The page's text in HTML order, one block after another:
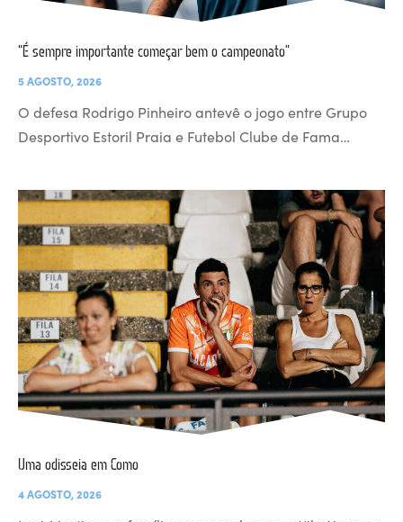
“É sempre importante começar bem o campeonato”
5 AGOSTO, 2026
O defesa Rodrigo Pinheiro antevê o jogo entre Grupo
Desportivo Estoril Praia e Futebol Clube de Fama…
Uma odisseia em Como
4 AGOSTO, 2026